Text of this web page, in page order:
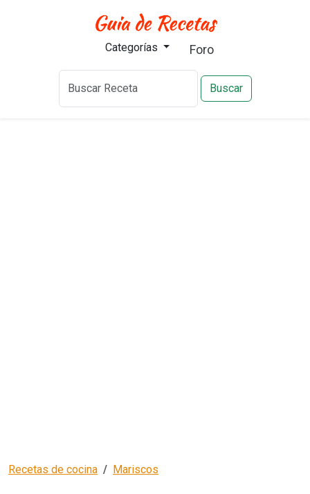
Categorías Foro
Buscar
Recetas de cocina Mariscos